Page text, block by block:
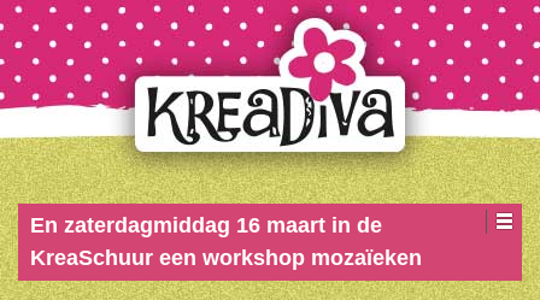
En zaterdagmiddag 16 maart in de
KreaSchuur een workshop mozaïeken